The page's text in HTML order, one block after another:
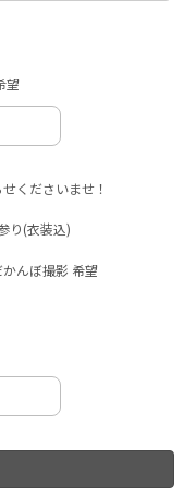
望
くださいませ！
り(衣装込)
かんぼ撮影 希望